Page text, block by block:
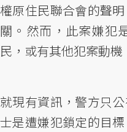
權原住民聯合會的聲
關。然而，此案嫌犯
民，或有其他犯案動
就現有資訊，警方只
士是遭嫌犯鎖定的目